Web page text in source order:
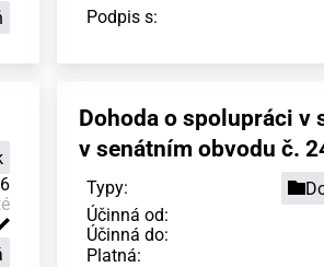
Podpis s:
Dohoda o spolupráci v
v senátním obvodu č.
Typy:
Účinná od:
Účinná do:
Platná: